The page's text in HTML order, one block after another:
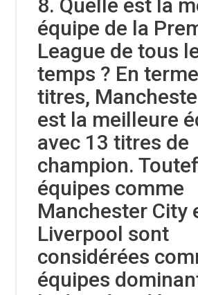
8. Quelle est la
équipe de la
League de tous
temps ? En
titres,
est la meilleure
avec 13 titres de
champion.
équipes comme
Manchester City
Liverpool sont
considérées
équipes